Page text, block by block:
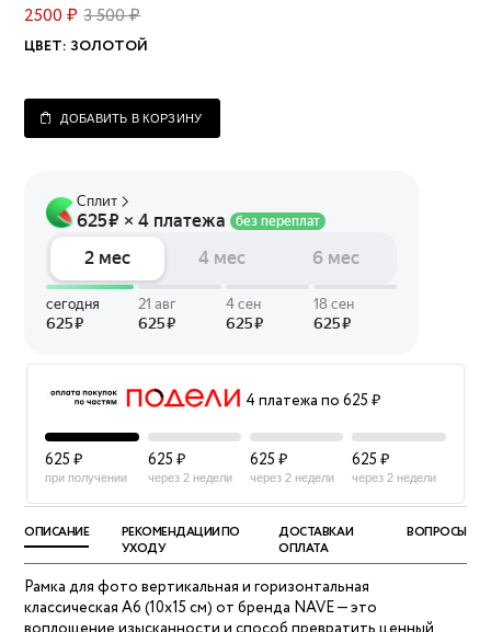
2500 ₽ 3 500 ₽
ЦВЕТ: ЗОЛОТОЙ
ДОБАВИТЬ В КОРЗИНУ
4 платежа по 625 ₽
625 ₽
при получении
625 ₽
через 2 недели
625 ₽
через 2 недели
625 ₽
через 2 недели
ОПИСАНИЕ
РЕКОМЕНДАЦИИ ПО
УХОДУ
ДОСТАВКА И
ОПЛАТА
ВОПРОСЫ
Рамка для фото вертикальная и горизонтальная
классическая А6 (10х15 см) от бренда NAVE — это